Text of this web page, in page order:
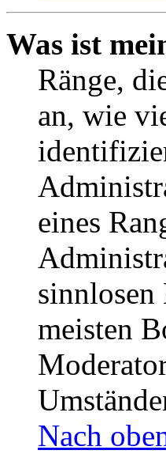
Was ist
Ränge,
an, wie
eines
meisten
Nach